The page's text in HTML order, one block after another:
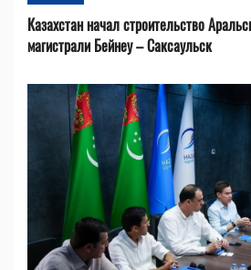
Казахстан начал строительство
магистрали Бейнеу – Саксаульск